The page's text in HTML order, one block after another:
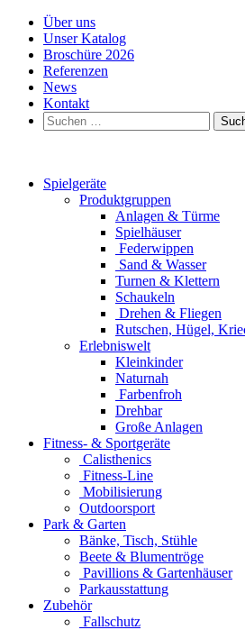
Über uns
Unser Katalog
Broschüre 2026
Referenzen
News
Kontakt
Suchen
nach:
Spielgeräte
Produktgruppen
Anlagen & Türme
Spielhäuser
Federwippen
Sand & Wasser
Turnen & Klettern
Schaukeln
Drehen & Fliegen
Rutschen, Hügel,
Erlebniswelt
Kleinkinder
Naturnah
Farbenfroh
Drehbar
Große Anlagen
Fitness- & Sportgeräte
Calisthenics
Fitness-Line
Mobilisierung
Outdoorsport
Park & Garten
Bänke, Tisch, Stühle
Beete & Blumentröge
Pavillions & Gartenhäuser
Parkausstattung
Zubehör
Fallschutz